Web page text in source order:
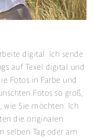
digital. Ich sende
auf Texel digital und
Fotos in Farbe und
Fotos so groß,
wie Sie möchten. Ich
die originalen
selben Tag oder am